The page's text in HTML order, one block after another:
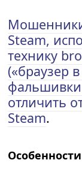
Steam,
технику
(«браузер
отличить
Steam.